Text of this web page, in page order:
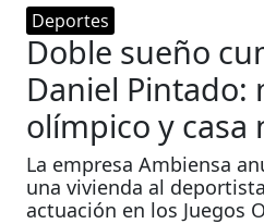
Deportes
Doble sueño
Daniel Pintado:
olímpico y casa
La empresa Ambiensa
una vivienda al
actuación en los Juegos